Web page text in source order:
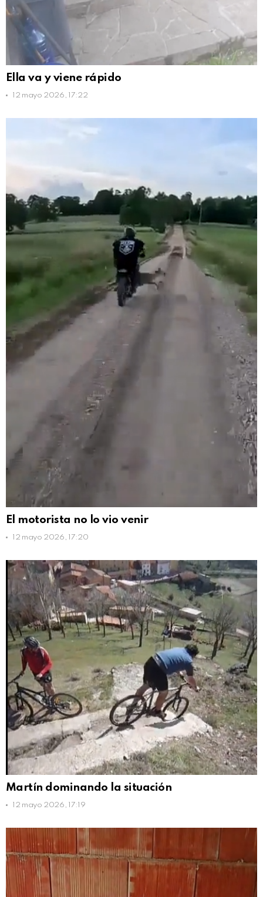
Ella va y viene rápido
12 mayo 2026, 17:22
El motorista no lo vio venir
12 mayo 2026, 17:20
Martín dominando la situación
12 mayo 2026, 17:19